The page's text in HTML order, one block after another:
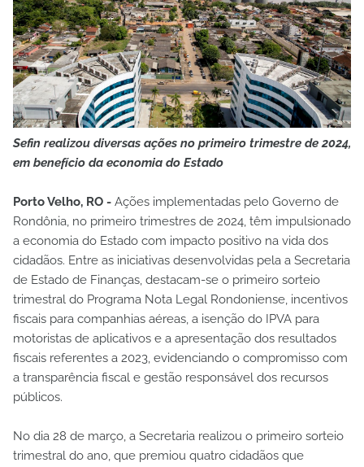
Sefin realizou diversas ações no primeiro trimestre de 2024,
em benefício da economia do Estado
Porto Velho, RO - Ações implementadas pelo Governo de
Rondônia, no primeiro trimestres de 2024, têm impulsionado
a economia do Estado com impacto positivo na vida dos
cidadãos. Entre as iniciativas desenvolvidas pela a Secretaria
de Estado de Finanças, destacam-se o primeiro sorteio
trimestral do Programa Nota Legal Rondoniense, incentivos
fiscais para companhias aéreas, a isenção do IPVA para
motoristas de aplicativos e a apresentação dos resultados
fiscais referentes a 2023, evidenciando o compromisso com
a transparência fiscal e gestão responsável dos recursos
públicos.
No dia 28 de março, a Secretaria realizou o primeiro sorteio
trimestral do ano, que premiou quatro cidadãos que